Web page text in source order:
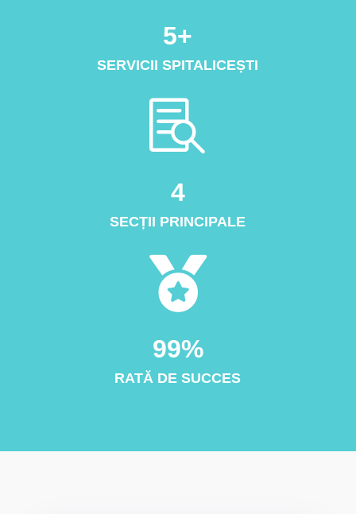
5+
SERVICII SPITALICEȘTI

4
SECȚII PRINCIPALE

99%
RATĂ DE SUCCES